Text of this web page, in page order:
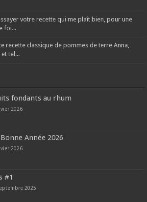
votre recette qui me plaît bien, pour une
foi...
recette classique de pommes de terre Anna,
tel...
fondants au rhum
2026
Année 2026
2026
#1
2025